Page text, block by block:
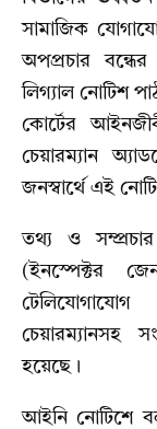
সামাজিক
অপপ্রচার বন্ধের
লিগ্যাল নোটিশ
কোর্টের
চেয়ারম্যান
জনস্বার্থে এই
তথ্য ও
(ইনস্পেক্টর
চেয়ারম্যানসহ
হয়েছে।
আইনি নোটিশে